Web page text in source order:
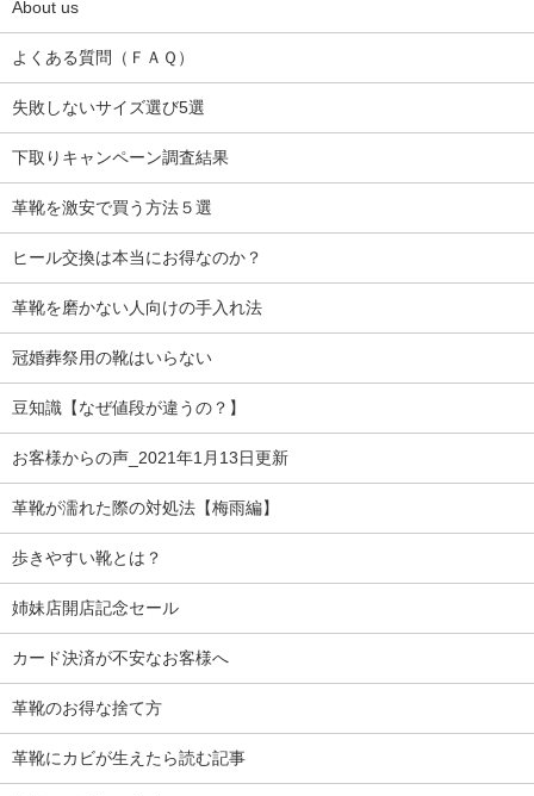
About us
よくある質問（ＦＡＱ）
失敗しないサイズ選び5選
下取りキャンペーン調査結果
革靴を激安で買う方法５選
ヒール交換は本当にお得なのか？
革靴を磨かない人向けの手入れ法
冠婚葬祭用の靴はいらない
豆知識【なぜ値段が違うの？】
お客様からの声_2021年1月13日更新
革靴が濡れた際の対処法【梅雨編】
歩きやすい靴とは？
姉妹店開店記念セール
カード決済が不安なお客様へ
革靴のお得な捨て方
革靴にカビが生えたら読む記事